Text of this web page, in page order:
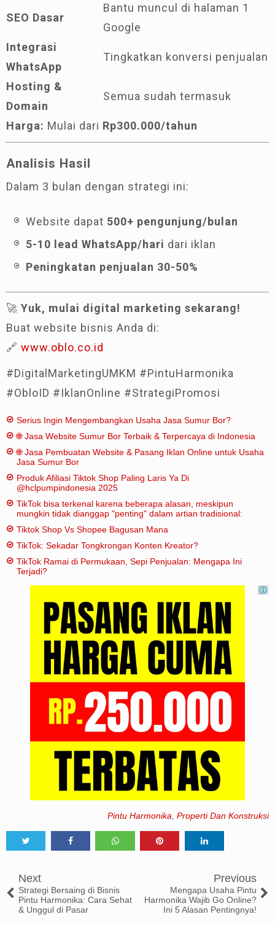
SEO Dasar
Bantu muncul di halaman 1
Google
Integrasi
WhatsApp
Tingkatkan konversi penjualan
Hosting &
Domain
Semua sudah termasuk
Harga: Mulai dari Rp300.000/tahun
Analisis Hasil
Dalam 3 bulan dengan strategi ini:
Website dapat 500+ pengunjung/bulan
5-10 lead WhatsApp/hari dari iklan
Peningkatan penjualan 30-50%
🚀 Yuk, mulai digital marketing sekarang!
Buat website bisnis Anda di:
🔗 www.oblo.co.id
#DigitalMarketingUMKM #PintuHarmonika
#ObloID #IklanOnline #StrategiPromosi
Serius Ingin Mengembangkan Usaha Jasa Sumur Bor?
🌐 Jasa Website Sumur Bor Terbaik & Terpercaya di Indonesia
🌐 Jasa Pembuatan Website & Pasang Iklan Online untuk Usaha
Jasa Sumur Bor
Produk Afiliasi Tiktok Shop Paling Laris Ya Di
@hclpumpindonesia 2025
TikTok bisa terkenal karena beberapa alasan, meskipun
mungkin tidak dianggap "penting" dalam artian tradisional:
Tiktok Shop Vs Shopee Bagusan Mana
TikTok: Sekadar Tongkrongan Konten Kreator?
TikTok Ramai di Permukaan, Sepi Penjualan: Mengapa Ini
Terjadi?
Pintu Harmonika, Properti Dan Konstruksi
Next
Strategi Bersaing di Bisnis
Pintu Harmonika: Cara Sehat
& Unggul di Pasar
Previous
Mengapa Usaha Pintu
Harmonika Wajib Go Online?
Ini 5 Alasan Pentingnya!